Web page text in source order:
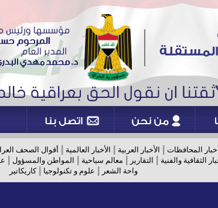
أخبار المحافظات الأخبار العربية الأخبار العالمية أقوال الصحف
الثقافية والفنية التقارير معالم سياحية المواطن والمسؤول
واحة الشعر
علوم و تكنولوجيا |كاريكاتير